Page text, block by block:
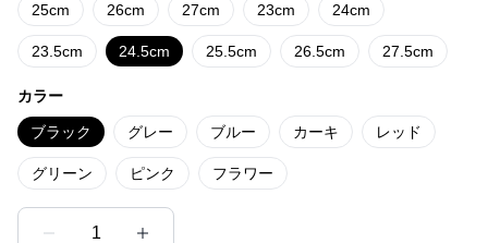
25cm 26cm 27cm 23cm 24cm
23.5cm 24.5cm 25.5cm 26.5cm 27.5cm
カラー
ブラック グレー ブルー カーキ レッド
グリーン ピンク フラワー
1